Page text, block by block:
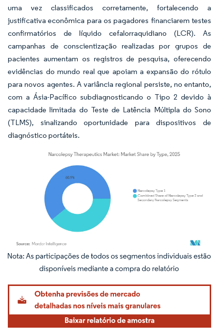
uma vez classificados corretamente, fortalecendo a
justificativa econômica para os pagadores financiarem testes
confirmatórios de líquido cefalorraquidiano (LCR). As
campanhas de conscientização realizadas por grupos de
pacientes aumentam os registros de pesquisa, oferecendo
evidências do mundo real que apoiam a expansão do rótulo
para novos agentes. A variância regional persiste, no entanto,
com a Ásia-Pacífico subdiagnosticando o Tipo 2 devido à
capacidade limitada do Teste de Latência Múltipla do Sono
(TLMS), sinalizando oportunidade para dispositivos de
diagnóstico portáteis.
Imagem © Mordor Intelligence. O reuso requer atribuição conforme CC BY 4.0.